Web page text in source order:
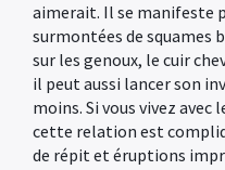
aimerait. Il se manifeste
surmontées de
sur les genoux, le cuir
il peut aussi lancer son
moins. Si vous vivez avec
cette relation est
de répit et éruptions